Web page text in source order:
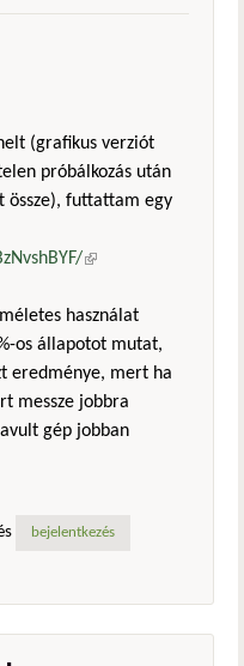
(grafikus verziót
próbálkozás után
össze), futtattam egy
(külső
használat
os állapotot mutat,
eredménye, mert ha
messze jobbra
gép jobban
bejelentkezés